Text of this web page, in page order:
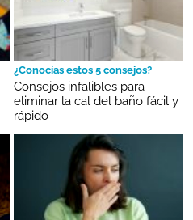
¿Conocías estos 5 consejos?
Consejos infalibles para
eliminar la cal del baño fácil y
rápido